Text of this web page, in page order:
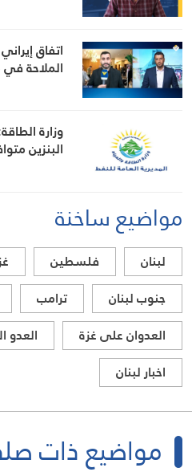
اتفاق
الملاحة
وزارة
البنزين
مواضيع ساخنة
لبنان فلسطين
جنوب لبنان
ترامب
العدوان على غزة
العدو
اخبار لبنان
مواضيع ذات